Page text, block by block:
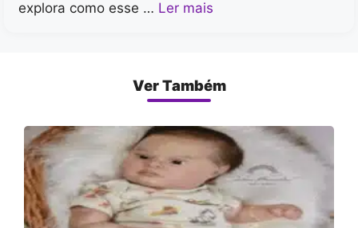
explora como esse … Ler mais
Ver Também